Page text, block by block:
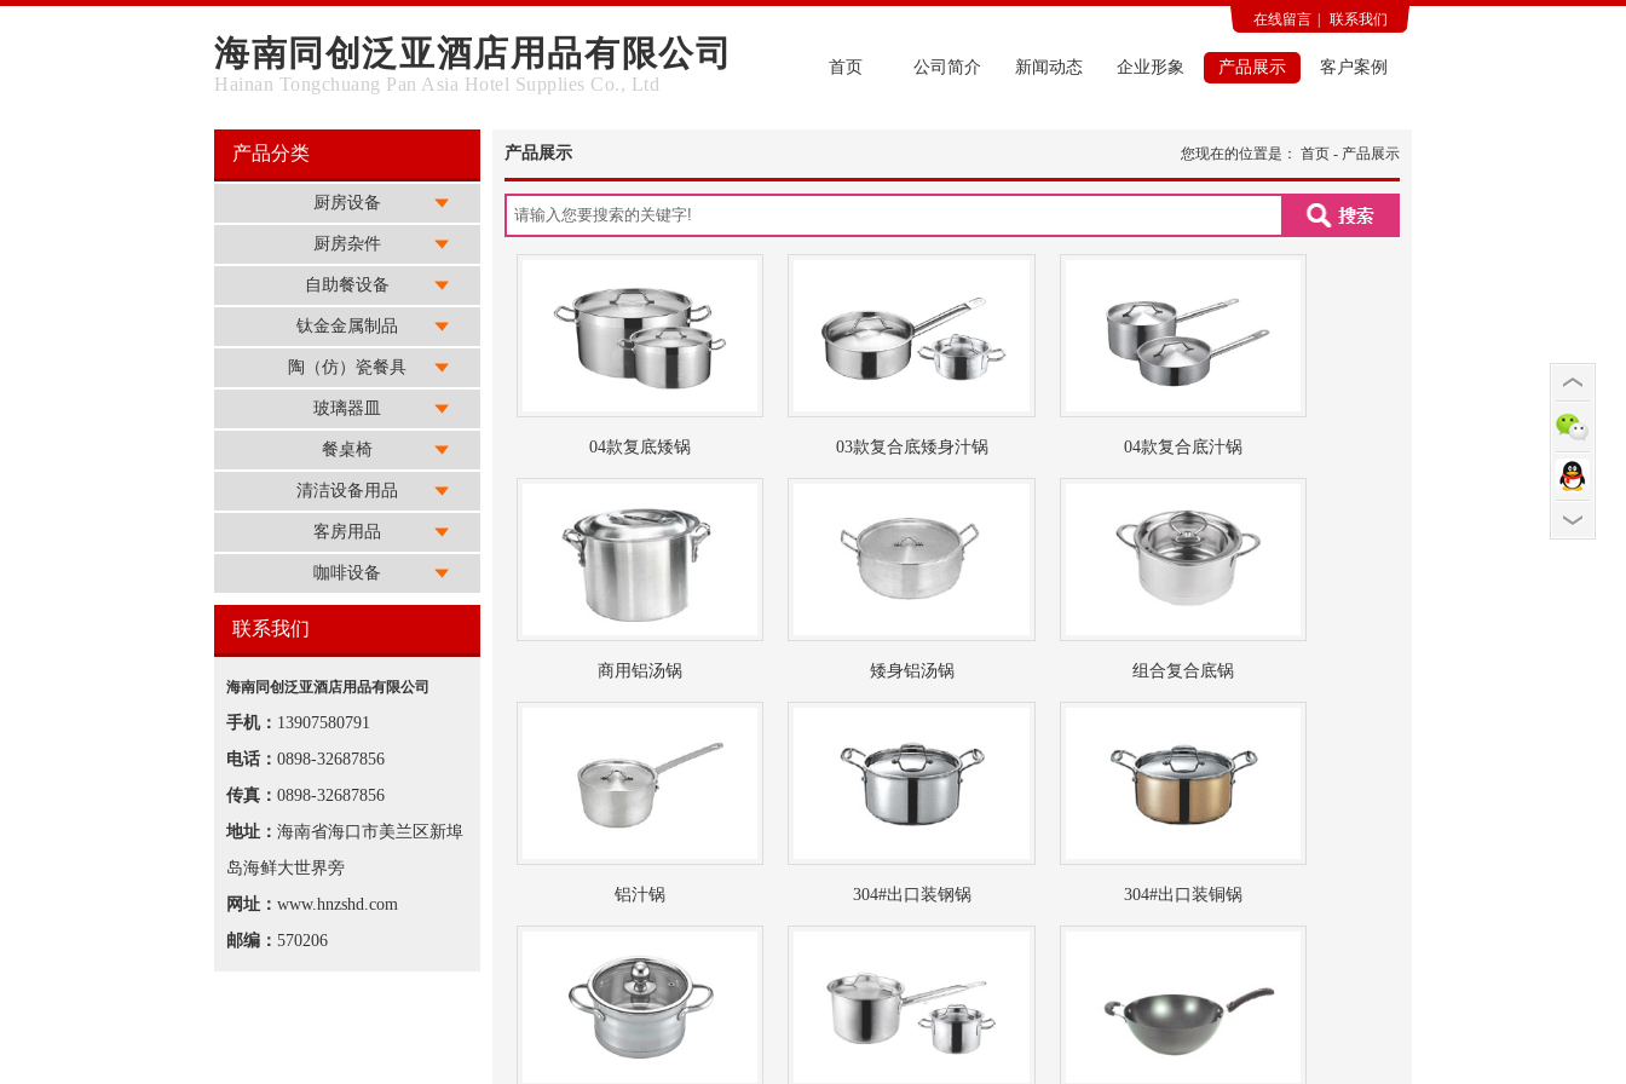
海南同创泛亚酒店用品有限公司
Hainan Tongchuang Pan Asia Hotel Supplies Co., Ltd
首页 公司简介 新闻动态 企业形象 产品展示 客户案例
在线留言 联系我们
产品分类
厨房设备
厨房杂件
自助餐设备
钛金金属制品
陶（仿）瓷餐具
玻璃器皿
餐桌椅
清洁设备用品
客房用品
咖啡设备
联系我们
海南同创泛亚酒店用品有限公司
手机： 13907580791
电话： 0898-32687856
传真： 0898-32687856
地址： 海南省海口市美兰区新埠
岛海鲜大世界旁
网址： www.hnzshd.com
邮编： 570206
产品展示 您现在的位置是： 首页 - 产品展示
04款复底矮锅 03款复合底矮身汁锅 04款复合底汁锅
商用铝汤锅 矮身铝汤锅 组合复合底锅
铝汁锅 304#出口装钢锅 304#出口装铜锅